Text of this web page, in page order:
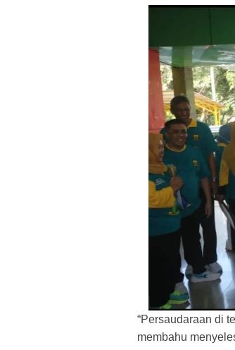
“Persaudaraan di
membahu